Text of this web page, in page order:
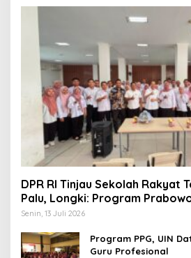
DPR RI Tinjau Sekolah Rakyat
Palu, Longki: Program
Anak Miskin
Senin, 13 Juli 2026
Program PPG, UIN
Guru Profesional